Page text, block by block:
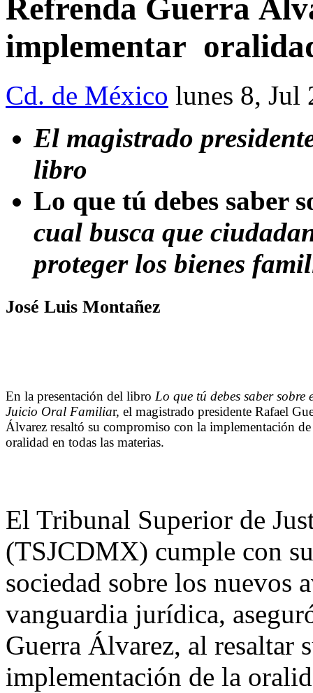
Refrenda Guerra
implementar
Cd. de México lunes 8, Jul
El magistrado
libro
Lo que tú debes saber
cual busca que
proteger los bienes
José Luis Montañez
En la presentación del libro Lo que tú debes saber sobre
Juicio Oral Familiar, el magistrado presidente Rafael
Álvarez resaltó su compromiso con la implementación
oralidad en todas las materias.
El Tribunal Superior de
(TSJCDMX) cumple con
sociedad sobre los nuevos
vanguardia jurídica,
Guerra Álvarez, al resaltar
implementación de la